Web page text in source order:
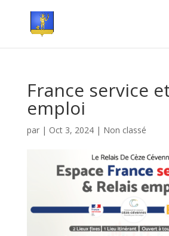
France service
emploi
par | Oct 3, 2024| Non classé